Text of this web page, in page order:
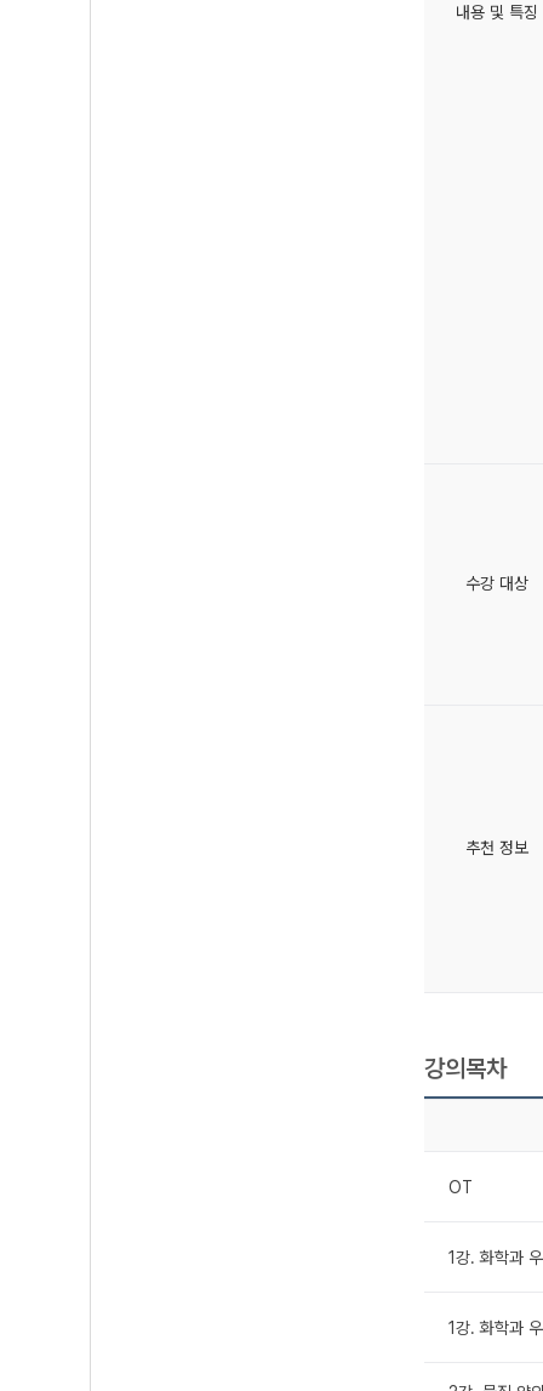
내용 및 특징
수강 대상
추천 정보
강의목차
OT
1강. 화학과
1강. 화학과